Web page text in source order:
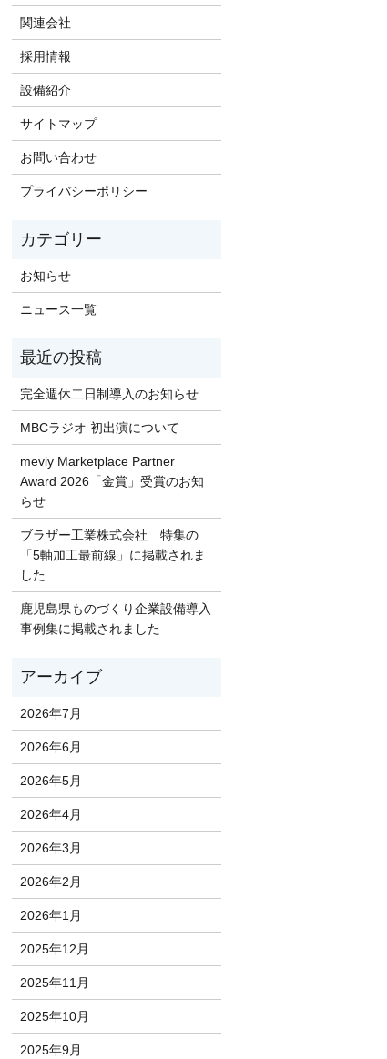
関連会社
採用情報
設備紹介
サイトマップ
お問い合わせ
プライバシーポリシー
お知らせ
ニュース一覧
完全週休二日制導入のお知らせ
MBCラジオ 初出演について
meviy Marketplace Partner
Award 2026「金賞」受賞のお知
らせ
ブラザー工業株式会社 特集の
「5軸加工最前線」に掲載されま
した
鹿児島県ものづくり企業設備導入
事例集に掲載されました
2026年7月
2026年6月
2026年5月
2026年4月
2026年3月
2026年2月
2026年1月
2025年12月
2025年11月
2025年10月
2025年9月